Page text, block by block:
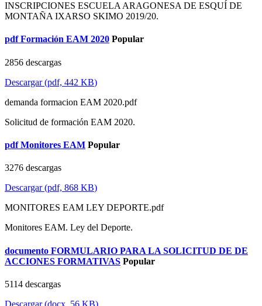
INSCRIPCIONES ESCUELA ARAGONESA DE ESQUÍ DE
MONTAÑA IXARSO SKIMO 2019/20.
pdf Formación EAM 2020 Popular
2856 descargas
Descargar(pdf, 442 KB)
demanda formacion EAM 2020.pdf
Solicitud de formación EAM 2020.
pdf Monitores EAM Popular
3276 descargas
Descargar(pdf, 868 KB)
MONITORES EAM LEY DEPORTE.pdf
Monitores EAM. Ley del Deporte.
documento FORMULARIO PARA LA SOLICITUD DE DE
ACCIONES FORMATIVAS Popular
5114 descargas
Descargar(docx, 56 KB)